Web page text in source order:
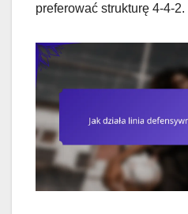
preferować strukturę 4-4-2.